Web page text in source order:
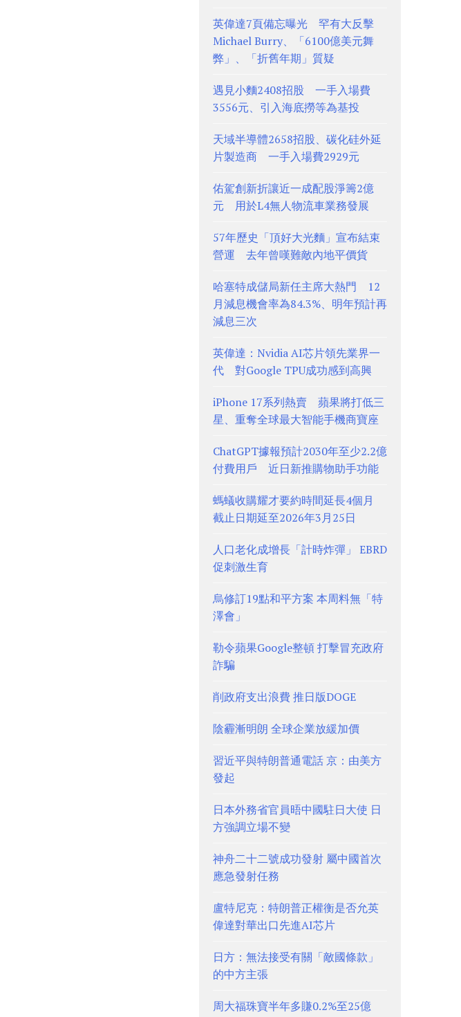
英偉達7頁備忘曝光 罕有大反擊
Michael Burry、「6100億美元舞
弊」、「折舊年期」質疑
遇見小麵2408招股 一手入場費
3556元、引入海底撈等為基投
天域半導體2658招股、碳化硅外延
片製造商 一手入場費2929元
佑駕創新折讓近一成配股淨籌2億
元 用於L4無人物流車業務發展
57年歷史「頂好大光麵」宣布結束
營運 去年曾嘆難敵內地平價貨
哈塞特成儲局新任主席大熱門 12
月減息機會率為84.3%、明年預計再
減息三次
英偉達：Nvidia AI芯片領先業界一
代 對Google TPU成功感到高興
iPhone 17系列熱賣 蘋果將打低三
星、重奪全球最大智能手機商寶座
ChatGPT據報預計2030年至少2.2億
付費用戶 近日新推購物助手功能
螞蟻收購耀才要約時間延長4個月
截止日期延至2026年3月25日
人口老化成增長「計時炸彈」 EBRD
促刺激生育
烏修訂19點和平方案 本周料無「特
澤會」
勒令蘋果Google整頓 打擊冒充政府
詐騙
削政府支出浪費 推日版DOGE
陰霾漸明朗 全球企業放緩加價
習近平與特朗普通電話 京：由美方
發起
日本外務省官員晤中國駐日大使 日
方強調立場不變
神舟二十二號成功發射 屬中國首次
應急發射任務
盧特尼克：特朗普正權衡是否允英
偉達對華出口先進AI芯片
日方：無法接受有關「敵國條款」
的中方主張
周大福珠寶半年多賺0.2%至25億